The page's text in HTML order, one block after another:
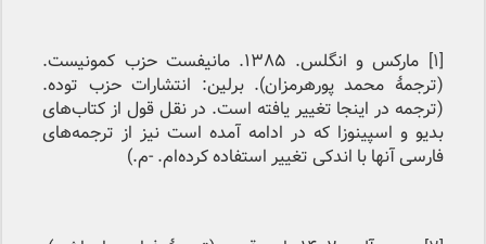
[1]
مارکس و انگلس. ۱۳۸۵. مانیفست حزب کمونیست.
(ترجمهٔ محمد پورهرمزان). برلین: انتشارات حزب توده.
(ترجمه در اینجا تغییر یافته است. در نقل قول از کتاب‌های
بدیو و اسپینوزا که در ادامه آمده است نیز از ترجمه‌های
فارسی آنها با اندکی تغییر استفاده کرده‌ام. -م.)